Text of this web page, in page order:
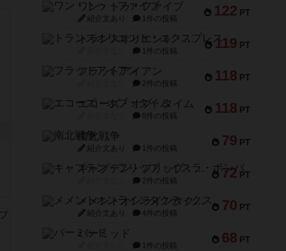
122 PT
ワン・トゥ・ファイブ
紹介文あり 1件の投稿
119 PT
トランスオリエント・エクスプレス
1件の投稿
118 PT
フラットアイアン
2件の投稿
118 PT
エコーズ・オブ・タイム
8件の投稿
79 PT
南北戦争
紹介文あり 1件の投稿
72 PT
キャプテン・フリップ：イスラ・ボンバ
2件の投稿
70 PT
メメントオンラインタクティクス
紹介文あり 4件の投稿
68 PT
パーミッド
1件の投稿